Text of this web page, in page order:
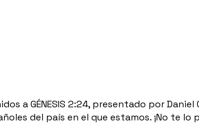
a GÉNESIS 2:24, presentado por
del país en el que estamos. ¡No te